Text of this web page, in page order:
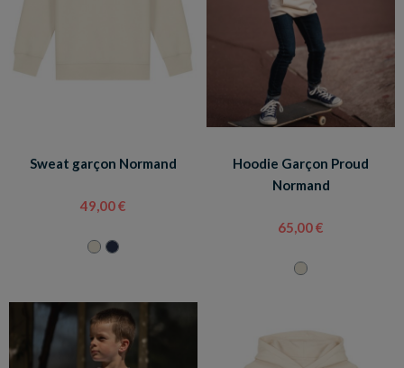
Sweat garçon Normand
49,00 €
Hoodie Garçon Proud
Normand
65,00 €